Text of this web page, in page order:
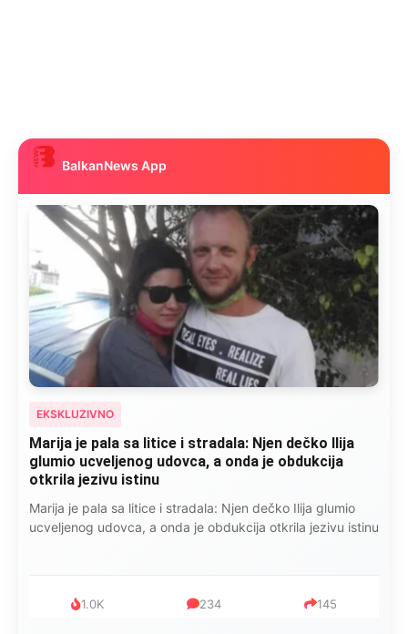
BalkanNews App
EKSKLUZIVNO
Marija je pala sa litice i stradala: Njen dečko Ilija
glumio ucveljenog udovca, a onda je obdukcija
otkrila jezivu istinu
Marija je pala sa litice i stradala: Njen dečko Ilija glumio
ucveljenog udovca, a onda je obdukcija otkrila jezivu istinu
1.0K 234 145